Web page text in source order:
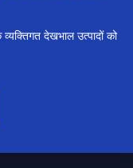
देखभाल उत्पादों को